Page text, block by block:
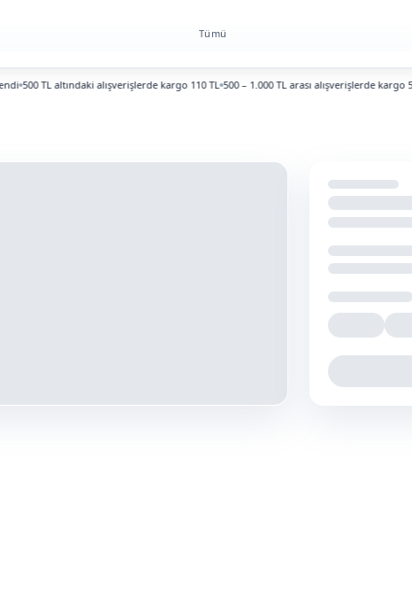
Tümü
500 TL altındaki alışverişlerde kargo 110 TL 500 – 1.000 TL arası alışverişlerde kargo 50 TL